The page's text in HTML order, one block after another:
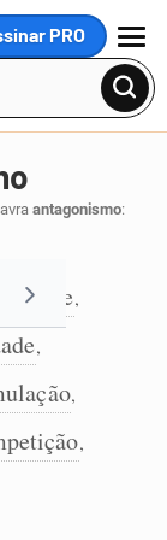
PRO
MENU
antagonismo:
,
,
,
,